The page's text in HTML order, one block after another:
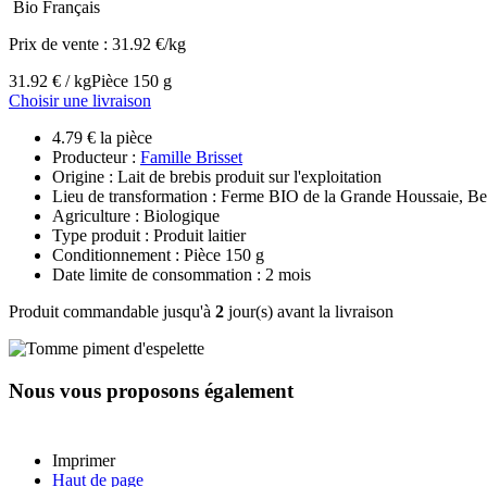
Bio Français
Prix de vente : 31.92 €/kg
31.92 € / kgPièce 150 g
Choisir une livraison
4.79 € la pièce
Producteur : Famille Brisset
Origine : Lait de brebis produit sur l'exploitation
Lieu de transformation : Ferme BIO de la Grande Houssaie,
Agriculture : Biologique
Type produit : Produit laitier
Conditionnement : Pièce 150 g
Date limite de consommation : 2 mois
Produit commandable jusqu'à 2 jour(s) avant la livraison
Nous vous proposons également
Imprimer
Haut de page